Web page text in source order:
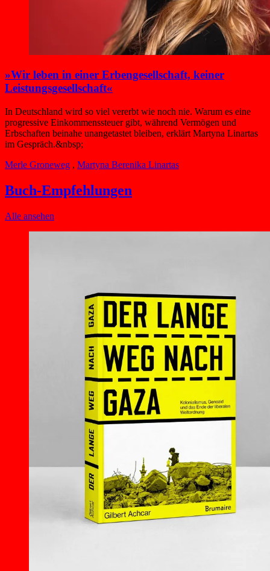
»Wir leben in einer Erben­gesellschaft, keiner
Leistungs­gesellschaft«
In Deutschland wird so viel vererbt wie noch nie. Warum es eine
progressive Einkommenssteuer gibt, während Vermögen und
Erbschaften beinahe unangetastet bleiben, erklärt Martyna Linartas
im Gespräch.&nbsp;
Merle Groneweg , Martyna Berenika Linartas
Buch-Empfehlungen
Alle ansehen